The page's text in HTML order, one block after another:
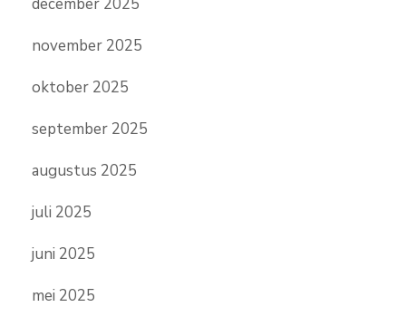
december 2025
november 2025
oktober 2025
september 2025
augustus 2025
juli 2025
juni 2025
mei 2025